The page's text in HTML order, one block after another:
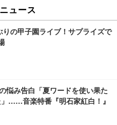
ュース
の甲子園ライブ！サプライズで
悩み告白「夏ワードを使い果た
」……音楽特番『明石家紅白！』